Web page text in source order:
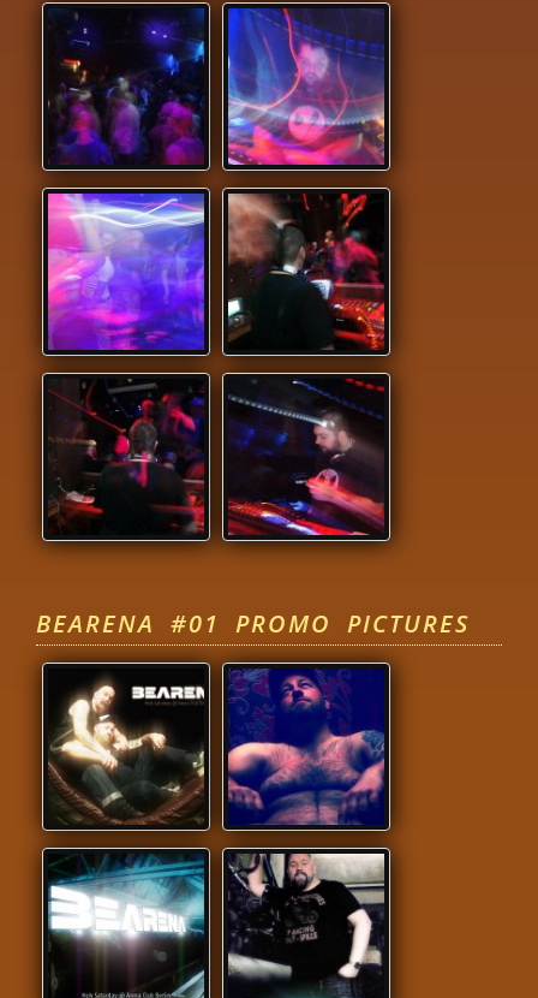
BEARENA #01 PROMO PICTURES